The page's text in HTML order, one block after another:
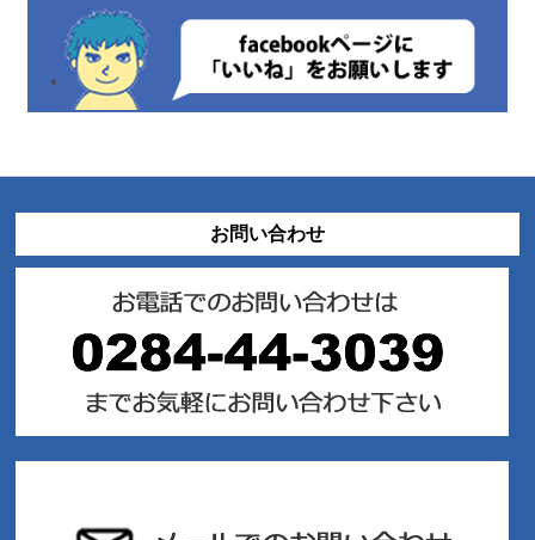
お問い合わせ